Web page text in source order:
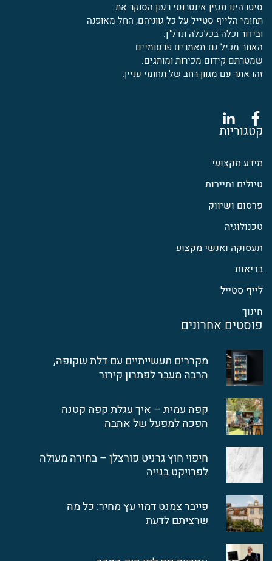
סיטו הינו מגזין אינטרנטי רענן הסוקר את
תחומי הלייף סטייל על כל גווניהם, החל מאופנה
ובידור וכלה בכלכלה ונדל"ן.
האתר מכיל גם מאמרים פרסומיים
שמטרתם קידום מכירות ומותגים.
זהו אתר עם מגוון רחב של תחומי עניין.
קטגוריות
מידע מקצועי
טיולים ותיירות
פרסום ושיווק
טכנולוגיה
תעסוקה ואנשי מקצוע
בריאות
לייף סטייל
חינוך
פוסטים אחרונים
מקררים תעשייתיים עם דלת שקופה,
הרבה מעבר לפתרון קירור
קפה עמית – איך עגלת קפה קטנה
הפכה למפעל של אהבה
חיפוי חוץ גרניט פורצלן – בחירה מעולה
לפרויקט בנייה
פייבר צמנט דמוי עץ מחיר: כל מה
שרציתם לדעת